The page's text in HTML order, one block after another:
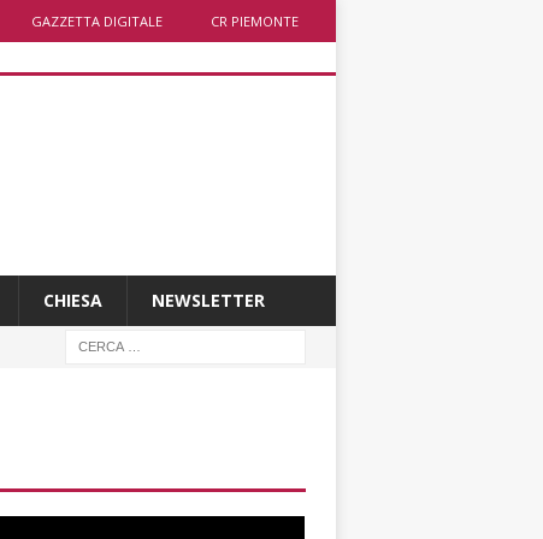
GAZZETTA DIGITALE CR PIEMONTE
CHIESA NEWSLETTER